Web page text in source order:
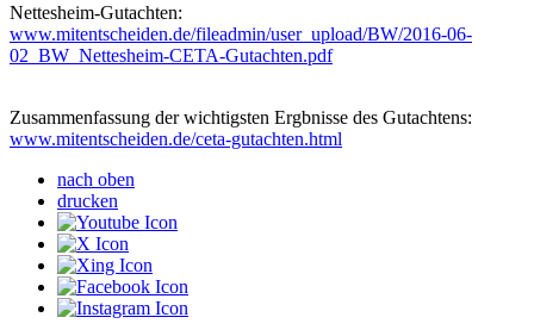
Nettesheim-Gutachten:
www.mitentscheiden.de/fileadmin/user_upload/BW/2016-06-
02_BW_Nettesheim-CETA-Gutachten.pdf
Zusammenfassung der wichtigsten Ergbnisse des Gutachtens:
www.mitentscheiden.de/ceta-gutachten.html
nach oben
drucken